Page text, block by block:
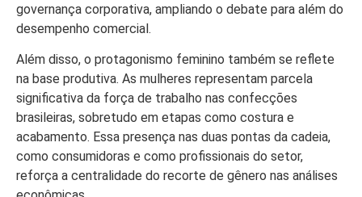
governança corporativa, ampliando o debate para além do
desempenho comercial.
Além disso, o protagonismo feminino também se reflete
na base produtiva. As mulheres representam parcela
significativa da força de trabalho nas confecções
brasileiras, sobretudo em etapas como costura e
acabamento. Essa presença nas duas pontas da cadeia,
como consumidoras e como profissionais do setor,
reforça a centralidade do recorte de gênero nas análises